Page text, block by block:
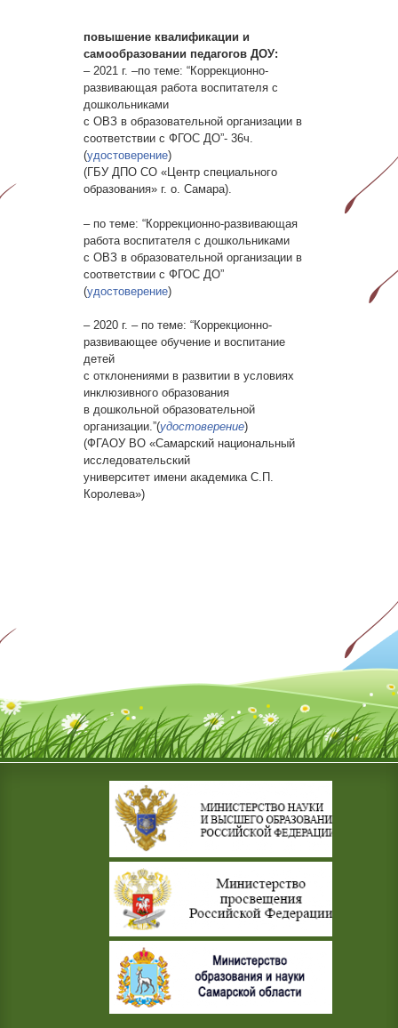
повышение квалификации и
самообразовании педагогов ДОУ:
– 2021 г. –по теме: “Коррекционно-
развивающая работа воспитателя с
дошкольниками
с ОВЗ в образовательной организации в
соответствии с ФГОС ДО”- 36ч.
(удостоверение)
(ГБУ ДПО СО «Центр специального
образования» г. о. Самара).
– по теме: “Коррекционно-развивающая
работа воспитателя с дошкольниками
с ОВЗ в образовательной организации в
соответствии с ФГОС ДО”
(удостоверение)
– 2020 г. – по теме: “Коррекционно-
развивающее обучение и воспитание
детей
с отклонениями в развитии в условиях
инклюзивного образования
в дошкольной образовательной
организации.”(удостоверение)
(ФГАОУ ВО «Самарский национальный
исследовательский
университет имени академика С.П.
Королева»)